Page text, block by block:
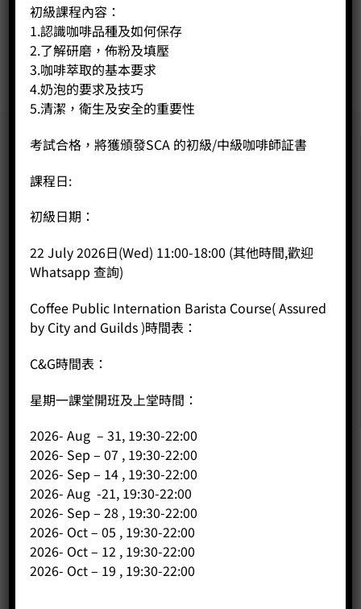
-
BUY NOW
公司
主頁
關於我們
導師簡介
初級課程內容：
1.認識咖啡品種及如何保存
2.了解研磨，佈粉及填壓
3.咖啡萃取的基本要求
4.奶泡的要求及技巧
5.清潔，衛生及安全的重要性
考試合格，將獲頒發SCA 的初級/中級咖啡師証書
課程日:
初級日期：
22 July 2026日(Wed) 11:00-18:00 (其他時間,歡迎
Whatsapp 查詢)
Coffee Public Internation Barista Course( Assured
by City and Guilds )時間表：
C&G時間表：
星期一課堂開班及上堂時間：
2026- Aug – 31, 19:30-22:00
2026- Sep – 07 , 19:30-22:00
2026- Sep – 14 , 19:30-22:00
2026- Aug -21, 19:30-22:00
2026- Sep – 28 , 19:30-22:00
2026- Oct – 05 , 19:30-22:00
2026- Oct – 12 , 19:30-22:00
2026- Oct – 19 , 19:30-22:00